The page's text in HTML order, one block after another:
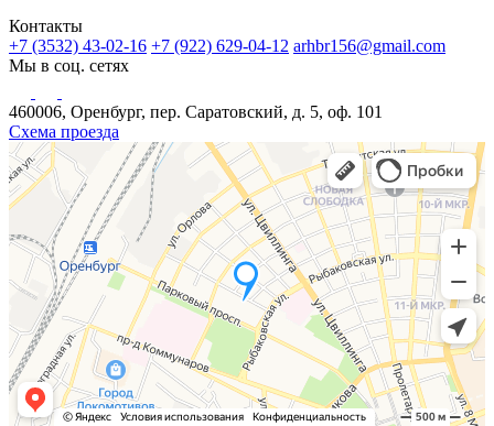
Контакты
+7 (3532) 43-02-16 +7 (922) 629-04-12 arhbr156@gmail.com
Мы в соц. сетях
460006, Оренбург, пер. Саратовский, д. 5, оф. 101
Схема проезда